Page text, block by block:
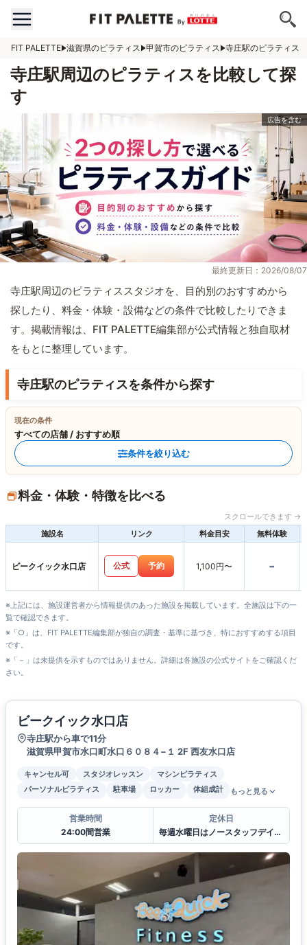
FIT PALETTE 滋賀県のピラティス 甲賀市のピラティス 寺庄駅のピラティス
寺庄駅周辺のピラティスを比較して探
す
最終更新日：2026/08/07
寺庄駅周辺のピラティススタジオを、目的別のおすすめから
探したり、料金・体験・設備などの条件で比較したりできま
す。掲載情報は、FIT PALETTE編集部が公式情報と独自取材
をもとに整理しています。
寺庄駅のピラティスを条件から探す
現在の条件
すべての店舗 / おすすめ順
条件を絞り込む
料金・体験・特徴を比べる
スクロールできます →
施設名
リンク 料金目安 無料体験
ビークイック水口店 公式 予約 1,100円〜 -
※上記には、施設運営者から情報提供のあった施設を掲載しています。全施設は下の一
覧で確認できます。
※「○」は、FIT PALETTE編集部が独自の調査・基準に基づき、特におすすめする項目
です。
※「－」は未提供を示すものではありません。詳細は各施設の公式サイトをご確認くだ
さい。
ビークイック水口店
寺庄駅から車で11分
滋賀県甲賀市水口町水口６０８４−１ 2F 西友水口店
キャンセル可 スタジオレッスン
マシンピラティス
パーソナルピラティス
駐車場 ロッカー 体組成計 もっと見る
営業時間
24:00間営業
定休日
毎週水曜日はノースタッフデイとなり対応不可となります。